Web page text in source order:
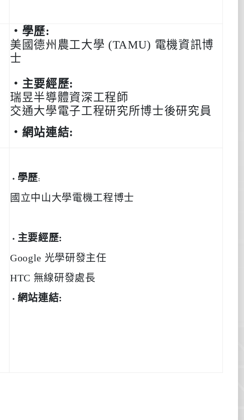
‧學歷:
美國德州農工大學 (TAMU) 電機資訊博
士
‧主要經歷:
瑞昱半導體資深工程師
交通大學電子工程研究所博士後研究員
‧網站連結:
‧ 學歷:
國立中山大學電機工程博士
‧ 主要經歷:
Google 光學研發主任
HTC 無線研發處長
‧ 網站連結: